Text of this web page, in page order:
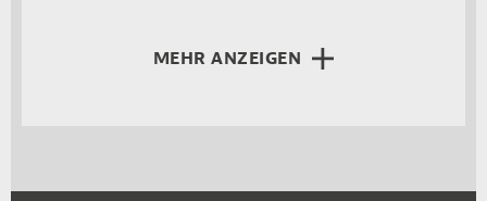
MEHR ANZEIGEN